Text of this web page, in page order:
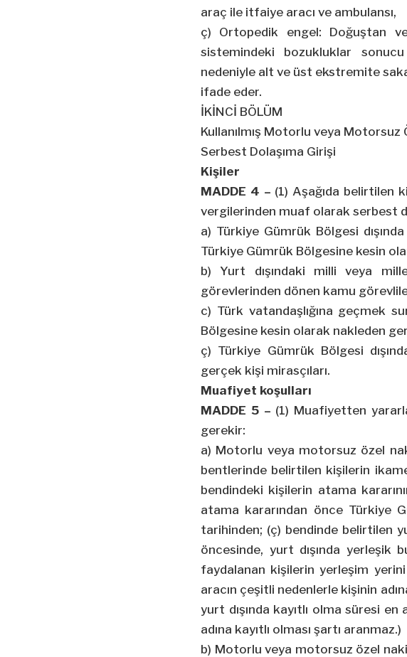
araç ile itfaiye aracı ve ambulansı,
ç) Ortopedik engel: Doğuştan
sistemindeki bozukluklar
nedeniyle alt ve üst ekstremite
ifade eder.
İKİNCİ BÖLÜM
Kullanılmış Motorlu veya Motorsuz
Serbest Dolaşıma Girişi
Kişiler
MADDE 4 – (1) Aşağıda belirtilen
vergilerinden muaf olarak serbest
a) Türkiye Gümrük Bölgesi
Türkiye Gümrük Bölgesine kesin
b) Yurt dışındaki milli veya
görevlerinden dönen kamu
c) Türk vatandaşlığına geçmek
Bölgesine kesin olarak nakleden
ç) Türkiye Gümrük Bölgesi
gerçek kişi mirasçıları.
Muafiyet koşulları
MADDE 5 – (1) Muafiyetten
gerekir:
a) Motorlu veya motorsuz özel
bentlerinde belirtilen kişilerin
bendindeki kişilerin atama
atama kararından önce Türkiye
tarihinden; (ç) bendinde belirtilen
öncesinde, yurt dışında yerleşik
faydalanan kişilerin yerleşim
aracın çeşitli nedenlerle kişinin
yurt dışında kayıtlı olma süresi
adına kayıtlı olması şartı aranmaz.)
b) Motorlu veya motorsuz özel nakil